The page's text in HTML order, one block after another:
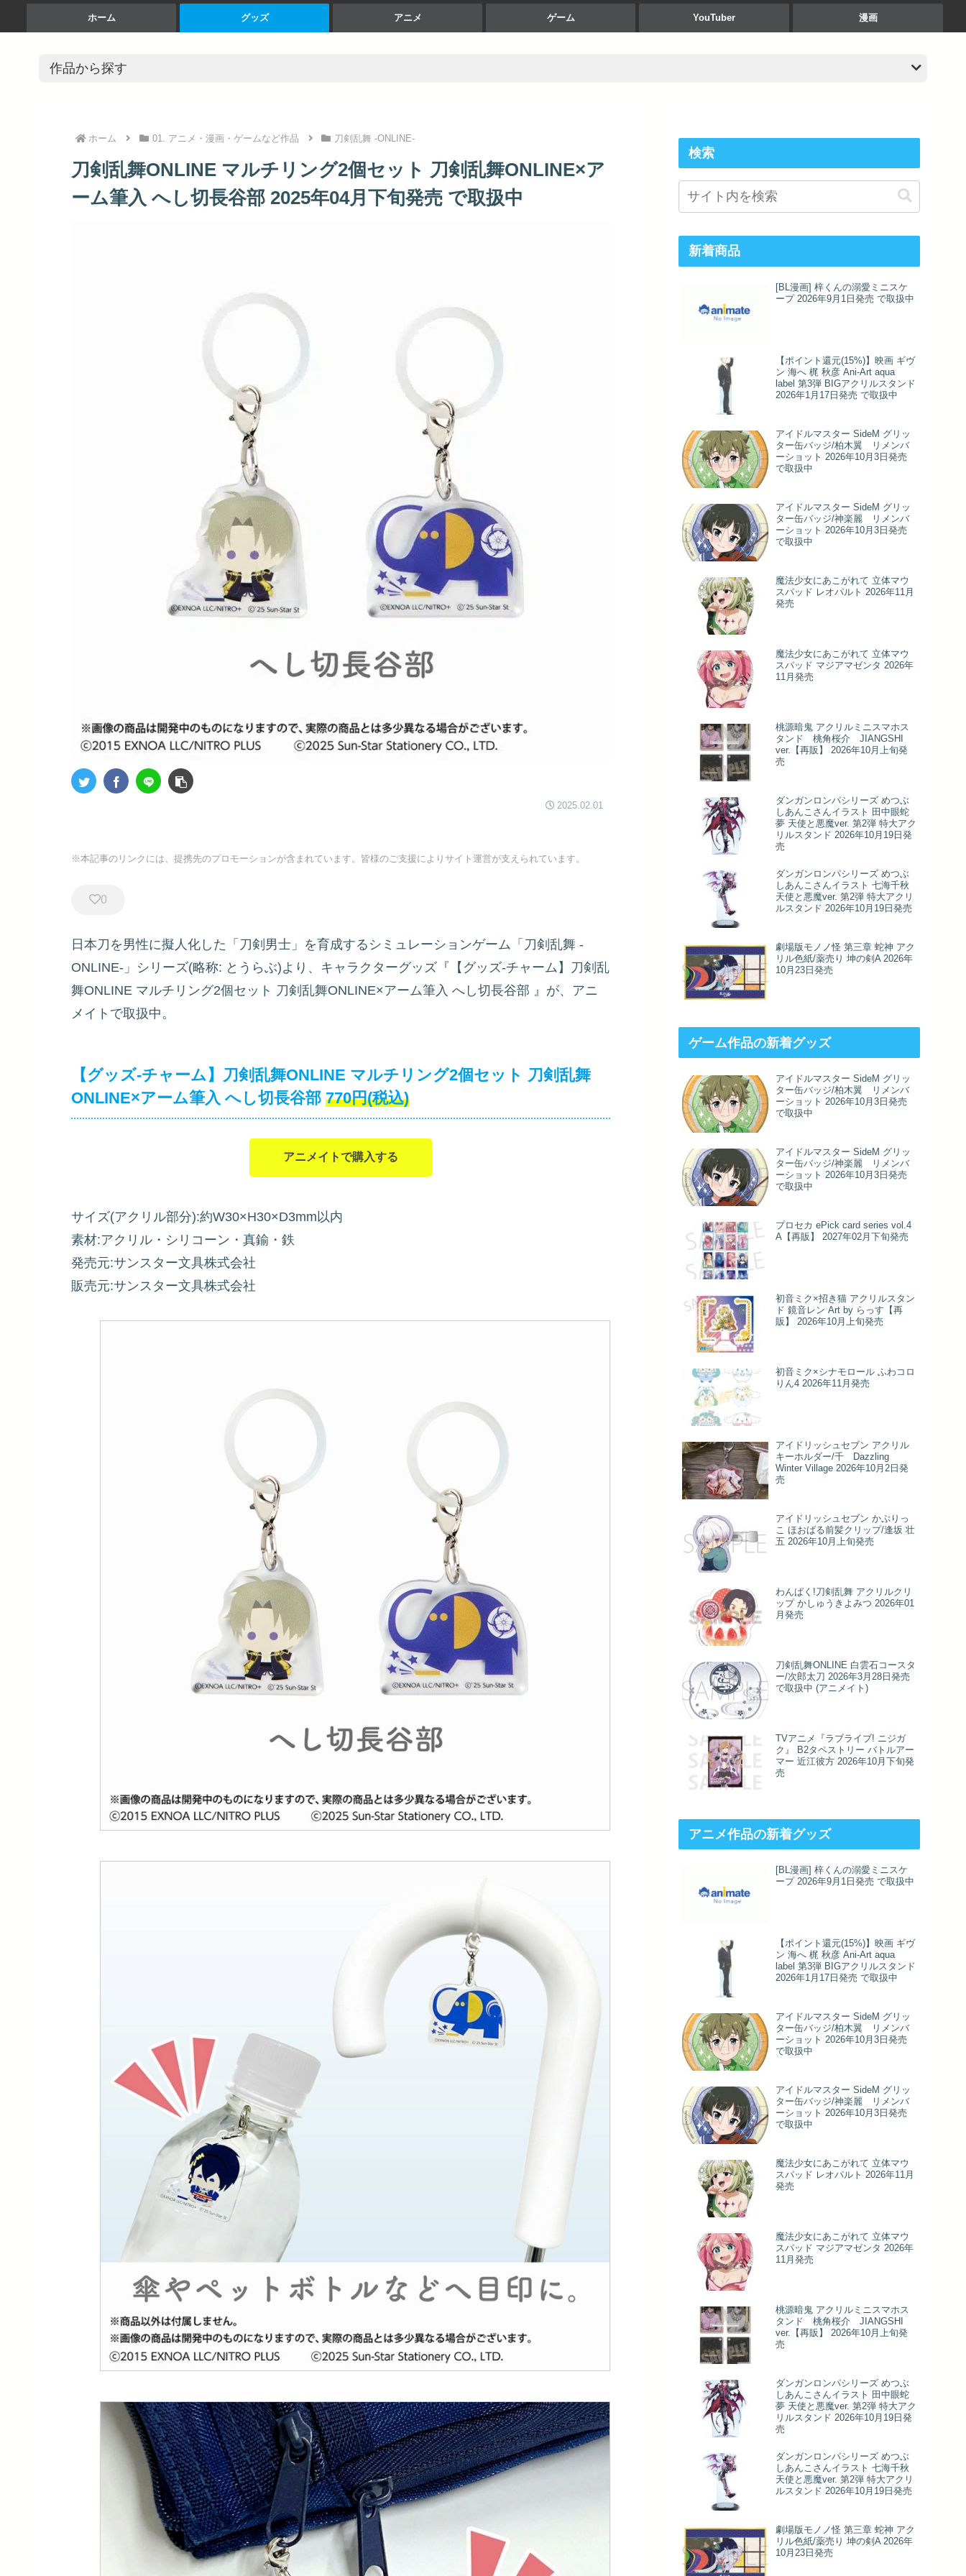
ホーム グッズ アニメ ゲーム YouTuber 漫画
ホーム 01. アニメ・漫画・ゲームなど作品 刀剣乱舞 -ONLINE-
刀剣乱舞ONLINE マルチリング2個セット 刀剣乱舞ONLINE×ア
ーム筆入 へし切長谷部 2025年04月下旬発売 で取扱中
2025.02.01
※本記事のリンクには、提携先のプロモーションが含まれています。皆様のご支援によりサイト運営が支えられています。
0
日本刀を男性に擬人化した「刀剣男士」を育成するシミュレーションゲーム「刀剣乱舞 -
ONLINE-」シリーズ(略称: とうらぶ)より、キャラクターグッズ『【グッズ-チャーム】刀剣乱
舞ONLINE マルチリング2個セット 刀剣乱舞ONLINE×アーム筆入 へし切長谷部 』が、アニ
メイトで取扱中。
【グッズ-チャーム】刀剣乱舞ONLINE マルチリング2個セット 刀剣乱舞
ONLINE×アーム筆入 へし切長谷部 770円(税込)
アニメイトで購入する
サイズ(アクリル部分):約W30×H30×D3mm以内
素材:アクリル・シリコーン・真鍮・鉄
発売元:サンスター文具株式会社
販売元:サンスター文具株式会社
検索
新着商品
[BL漫画] 梓くんの溺愛ミニスケ
ープ 2026年9月1日発売 で取扱中
【ポイント還元(15%)】映画 ギヴ
ン 海へ 梶 秋彦 Ani-Art aqua
label 第3弾 BIGアクリルスタンド
2026年1月17日発売 で取扱中
アイドルマスター SideM グリッ
ター缶バッジ/柏木翼 リメンバ
ーショット 2026年10月3日発売
で取扱中
アイドルマスター SideM グリッ
ター缶バッジ/神楽麗 リメンバ
ーショット 2026年10月3日発売
で取扱中
魔法少女にあこがれて 立体マウ
スパッド レオパルト 2026年11月
発売
魔法少女にあこがれて 立体マウ
スパッド マジアマゼンタ 2026年
11月発売
桃源暗鬼 アクリルミニスマホス
タンド 桃角桜介 JIANGSHI
ver.【再販】 2026年10月上旬発
売
ダンガンロンパシリーズ めつぶ
しあんこさんイラスト 田中眼蛇
夢 天使と悪魔ver. 第2弾 特大アク
リルスタンド 2026年10月19日発
売
ダンガンロンパシリーズ めつぶ
しあんこさんイラスト 七海千秋
天使と悪魔ver. 第2弾 特大アクリ
ルスタンド 2026年10月19日発売
劇場版モノノ怪 第三章 蛇神 アク
リル色紙/薬売り 坤の剣A 2026年
10月23日発売
ゲーム作品の新着グッズ
アイドルマスター SideM グリッ
ター缶バッジ/柏木翼 リメンバ
ーショット 2026年10月3日発売
で取扱中
アイドルマスター SideM グリッ
ター缶バッジ/神楽麗 リメンバ
ーショット 2026年10月3日発売
で取扱中
プロセカ ePick card series vol.4
A【再販】 2027年02月下旬発売
初音ミク×招き猫 アクリルスタン
ド 鏡音レン Art by らっす【再
販】 2026年10月上旬発売
初音ミク×シナモロール ふわコロ
りん4 2026年11月発売
アイドリッシュセブン アクリル
キーホルダー/千 Dazzling
Winter Village 2026年10月2日発
売
アイドリッシュセブン かぷりっ
こ ほおばる前髪クリップ/逢坂 壮
五 2026年10月上旬発売
わんぱく!刀剣乱舞 アクリルクリ
ップ かしゅうきよみつ 2026年01
月発売
刀剣乱舞ONLINE 白雲石コースタ
ー/次郎太刀 2026年3月28日発売
で取扱中 (アニメイト)
TVアニメ『ラブライブ! ニジガ
ク』 B2タペストリー バトルアー
マー 近江彼方 2026年10月下旬発
売
アニメ作品の新着グッズ
[BL漫画] 梓くんの溺愛ミニスケ
ープ 2026年9月1日発売 で取扱中
【ポイント還元(15%)】映画 ギヴ
ン 海へ 梶 秋彦 Ani-Art aqua
label 第3弾 BIGアクリルスタンド
2026年1月17日発売 で取扱中
アイドルマスター SideM グリッ
ター缶バッジ/柏木翼 リメンバ
ーショット 2026年10月3日発売
で取扱中
アイドルマスター SideM グリッ
ター缶バッジ/神楽麗 リメンバ
ーショット 2026年10月3日発売
で取扱中
魔法少女にあこがれて 立体マウ
スパッド レオパルト 2026年11月
発売
魔法少女にあこがれて 立体マウ
スパッド マジアマゼンタ 2026年
11月発売
桃源暗鬼 アクリルミニスマホス
タンド 桃角桜介 JIANGSHI
ver.【再販】 2026年10月上旬発
売
ダンガンロンパシリーズ めつぶ
しあんこさんイラスト 田中眼蛇
夢 天使と悪魔ver. 第2弾 特大アク
リルスタンド 2026年10月19日発
売
ダンガンロンパシリーズ めつぶ
しあんこさんイラスト 七海千秋
天使と悪魔ver. 第2弾 特大アクリ
ルスタンド 2026年10月19日発売
劇場版モノノ怪 第三章 蛇神 アク
リル色紙/薬売り 坤の剣A 2026年
10月23日発売